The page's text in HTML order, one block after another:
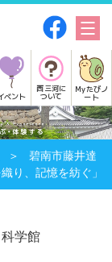
ベント
西三河に
ついて
Myたびノ
ート
碧南市藤井達
り、記憶を紡ぐ」
学館